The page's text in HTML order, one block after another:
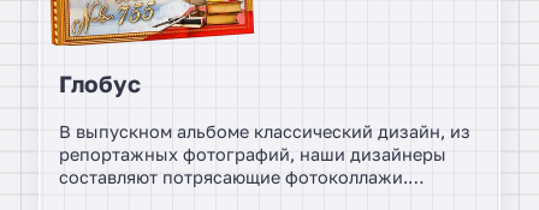
Глобус
В выпускном альбоме классический дизайн, из
репортажных фотографий, наши дизайнеры
составляют потрясающие фотоколлажи.